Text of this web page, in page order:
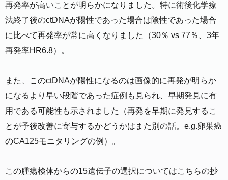
再発率が高いことが明らかになりました。特に術後化学療
法終了後のctDNAが陽性であった場合は陰性であった場合
に比べて再発率が常に高くなりました（30％ vs 77％、3年
再発率HR6.8）。
また、このctDNAが陽性になるのは画像的に再発が明らか
になるより早い段階であった症例も見られ、早期発見に有
用である可能性も示されました（再発を早期に発見するこ
とが予後改善に寄与するかどうかはまた別の話。e.g.卵巣癌
のCA125モニタリングの例）。
この腫瘍検体からの15遺伝子の選択についてはこちらの抄